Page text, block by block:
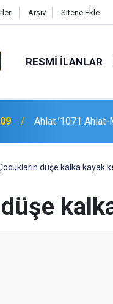
Arşiv Sitene Ekle
RESMI İLANLAR
Tunceli’de
düşe kalka kayak